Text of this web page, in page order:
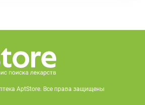
AptStore. Все права защищены